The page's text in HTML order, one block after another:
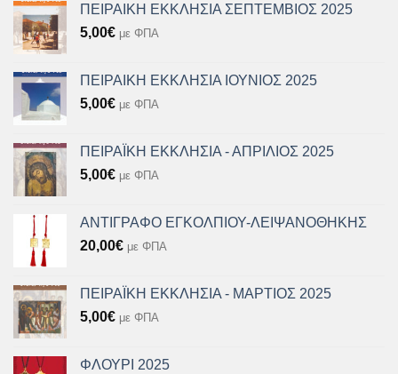
ΠΕΙΡΑΙΚΗ ΕΚΚΛΗΣΙΑ ΣΕΠΤΕΜΒΙΟΣ 2025
5,00€ με ΦΠΑ
ΠΕΙΡΑΙΚΗ ΕΚΚΛΗΣΙΑ ΙΟΥΝΙΟΣ 2025
5,00€ με ΦΠΑ
ΠΕΙΡΑΪΚΗ ΕΚΚΛΗΣΙΑ - ΑΠΡΙΛΙΟΣ 2025
5,00€ με ΦΠΑ
ΑΝΤΙΓΡΑΦΟ ΕΓΚΟΛΠΙΟΥ-ΛΕΙΨΑΝΟΘΗΚΗΣ
20,00€ με ΦΠΑ
ΠΕΙΡΑΪΚΗ ΕΚΚΛΗΣΙΑ - ΜΑΡΤΙΟΣ 2025
5,00€ με ΦΠΑ
ΦΛΟΥΡΙ 2025